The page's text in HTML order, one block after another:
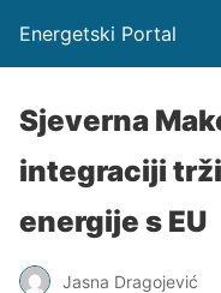
Energetski Portal
Sjeverna
integraciji
energije s EU
Jasna Dragojević